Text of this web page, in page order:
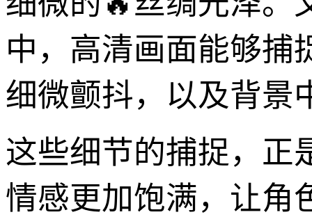
中，高清画面能够捕
细微颤抖，以及背景
这些细节的捕捉，正
情感更加饱满，让角